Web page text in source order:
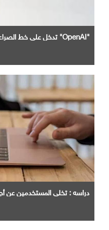
"OpenAI" تدخل علي خط الصراع مع أمازون
دراسه : تخلي المستخدمين عن